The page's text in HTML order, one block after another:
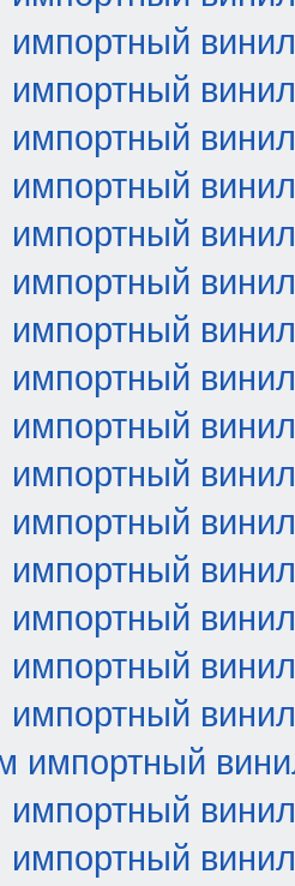
винил
винил
винил
винил
винил
винил
винил
винил
винил
винил
винил
винил
винил
винил
винил
импортный
винил
винил